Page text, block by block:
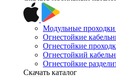
Модульные
Огнестойкие
Огнестойкие
Огнестойкий
Огнестойкие
Скачать каталог